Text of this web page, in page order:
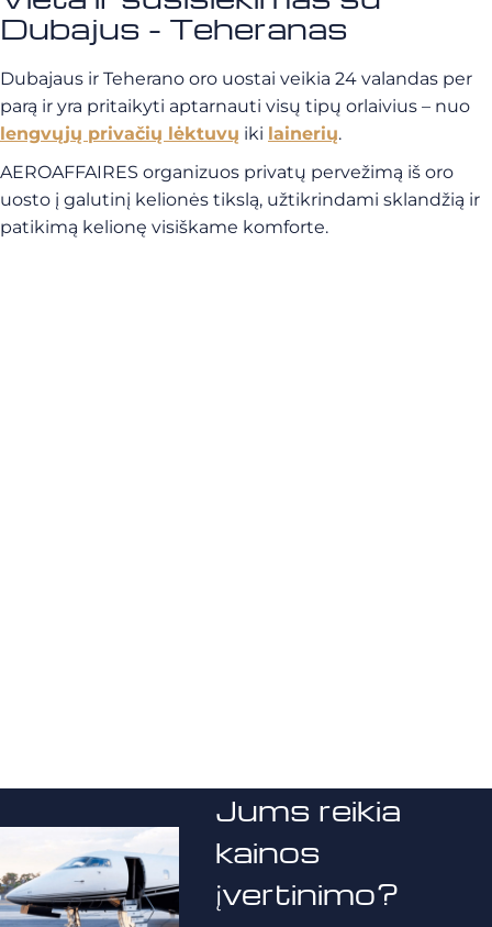
Dubajus - Teheranas
Dubajaus ir Teherano oro uostai veikia 24 valandas per
parą ir yra pritaikyti aptarnauti visų tipų orlaivius – nuo
lengvųjų privačių lėktuvų iki lainerių.
AEROAFFAIRES organizuos privatų pervežimą iš oro
uosto į galutinį kelionės tikslą, užtikrindami sklandžią ir
patikimą kelionę visiškame komforte.
Jums reikia
kainos
įvertinimo?